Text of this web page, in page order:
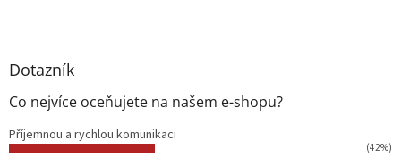
Dotazník
Co nejvíce oceňujete na našem e-shopu?
Příjemnou a rychlou komunikaci
(42%)